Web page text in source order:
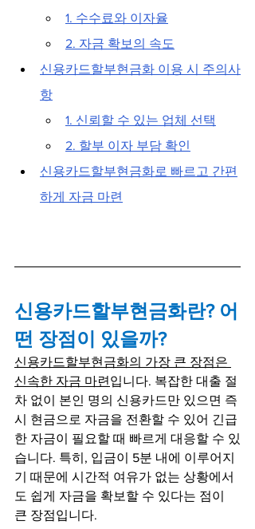
1. 수수료와 이자율
2. 자금 확보의 속도
신용카드할부현금화 이용 시 주의사
항
1. 신뢰할 수 있는 업체 선택
2. 할부 이자 부담 확인
신용카드할부현금화로 빠르고 간편
하게 자금 마련
신용카드할부현금화란? 어
떤 장점이 있을까?
신용카드할부현금화의 가장 큰 장점은
신속한 자금 마련 입니다. 복잡한 대출 절
차 없이 본인 명의 신용카드만 있으면 즉
시 현금으로 자금을 전환할 수 있어 긴급
한 자금이 필요할 때 빠르게 대응할 수 있
습니다. 특히, 입금이 5분 내에 이루어지
기 때문에 시간적 여유가 없는 상황에서
도 쉽게 자금을 확보할 수 있다는 점이
큰 장점입니다.